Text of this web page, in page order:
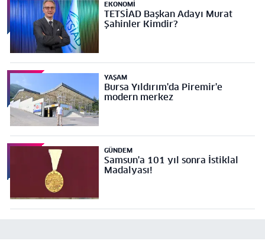
EKONOMI
TETSİAD Başkan Adayı Murat
Şahinler Kimdir?
YAŞAM
Bursa Yıldırım'da Piremir'e
modern merkez
GÜNDEM
Samsun'a 101 yıl sonra İstiklal
Madalyası!